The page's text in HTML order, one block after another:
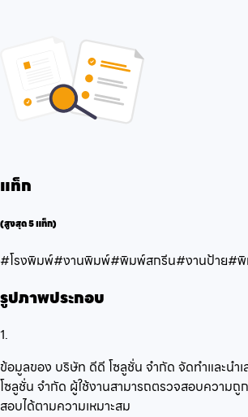
แท็ก
(สูงสุด 5 แท็ก)
#โรงพิมพ์#งานพิมพ์#พิมพ์สกรีน#งานป้าย#พิ
รูปภาพประกอบ
1.
ข้อมูลของ บริษัท ดีดี โซลูชั่น จำกัด จัดทำและนำ
โซลูชั่น จำกัด ผู้ใช้งานสามารถตรวจสอบความถู
สอบได้ตามความเหมาะสม